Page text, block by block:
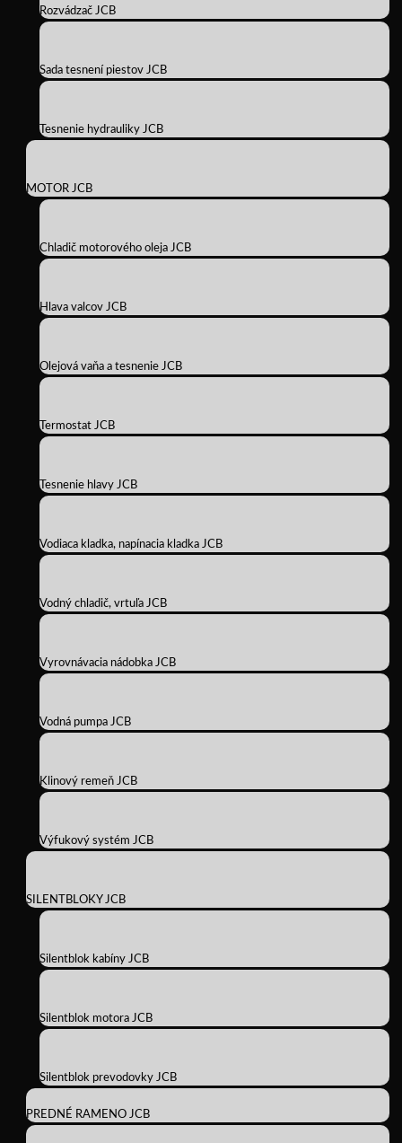
Rozvádzač JCB
Sada tesnení piestov JCB
Tesnenie hydrauliky JCB
MOTOR JCB
Chladič motorového oleja JCB
Hlava valcov JCB
Olejová vaňa a tesnenie JCB
Termostat JCB
Tesnenie hlavy JCB
Vodiaca kladka, napínacia kladka JCB
Vodný chladič, vrtuľa JCB
Vyrovnávacia nádobka JCB
Vodná pumpa JCB
Klinový remeň JCB
Výfukový systém JCB
SILENTBLOKY JCB
Silentblok kabíny JCB
Silentblok motora JCB
Silentblok prevodovky JCB
PREDNÉ RAMENO JCB